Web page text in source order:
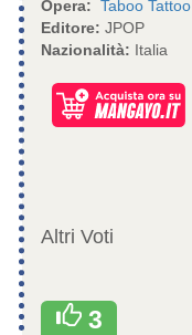
Opera: Taboo Tattoo
Editore: JPOP
Nazionalità: Italia
Altri Voti
3